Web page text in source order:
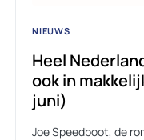
NIEUWS
Heel
ook in
juni)
Joe Speedboot, de